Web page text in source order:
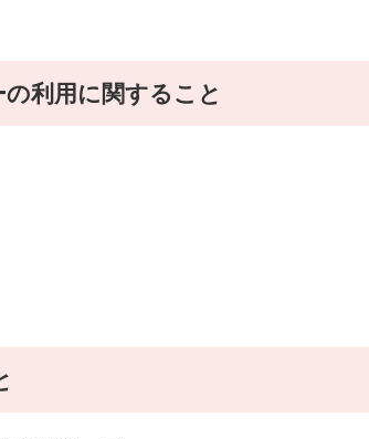
利用に関すること